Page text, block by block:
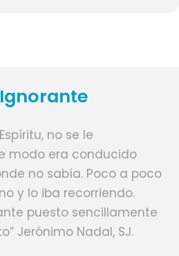
no se le
modo era conducido
no sabía. Poco a poco
y lo iba recorriendo.
puesto sencillamente
Jerónimo Nadal, SJ.